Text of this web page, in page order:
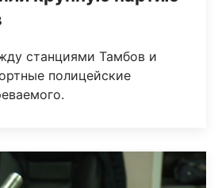
станциями Тамбов и
полицейские